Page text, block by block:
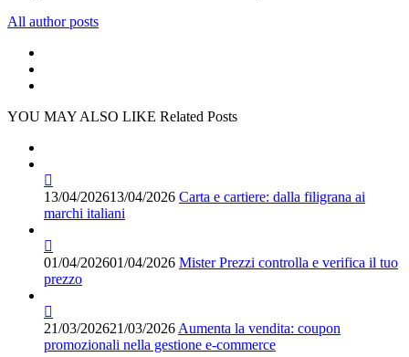
All author posts
YOU MAY ALSO LIKE Related Posts
13/04/202613/04/2026 Carta e cartiere: dalla filigrana ai
marchi italiani
01/04/202601/04/2026 Mister Prezzi controlla e verifica il tuo
prezzo
21/03/202621/03/2026 Aumenta la vendita: coupon
promozionali nella gestione e-commerce